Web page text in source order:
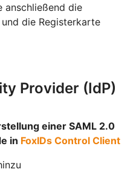
anschließend die
und die Registerkarte
Provider (IdP)
einer SAML 2.0
in FoxIDs Control Client